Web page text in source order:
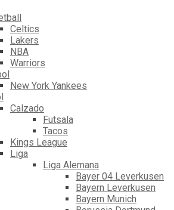
Celtics
Lakers
NBA
Warriors
New York Yankees
Calzado
Futsala
Tacos
Kings League
Liga
Liga Alemana
Bayer 04 Leverkusen
Bayern Leverkusen
Bayern Munich